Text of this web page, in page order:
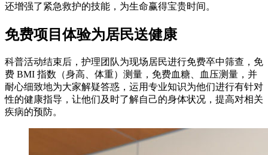
还增强了紧急救护的技能，为生命赢得宝贵时间。
免费项目体验为居民送健康
科普活动结束后，护理团队为现场居民进行免费卒中筛查，免
费 BMI 指数（身高、体重）测量，免费血糖、血压测量，并
耐心细致地为大家解疑答惑，运用专业知识为他们进行有针对
性的健康指导，让他们及时了解自己的身体状况，提高对相关
疾病的预防。